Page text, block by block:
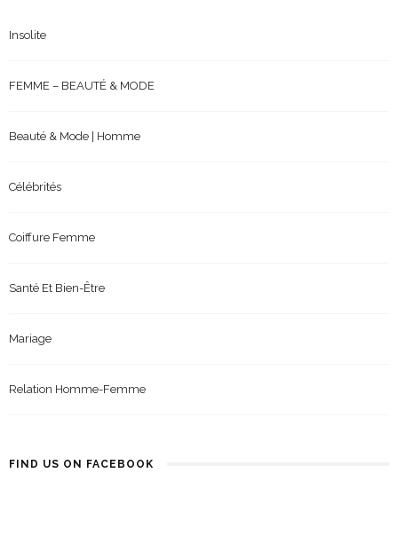
Insolite
FEMME – BEAUTÉ & MODE
Beauté & Mode | Homme
Célébrités
Coiffure Femme
Santé Et Bien-Être
Mariage
Relation Homme-Femme
FIND US ON FACEBOOK